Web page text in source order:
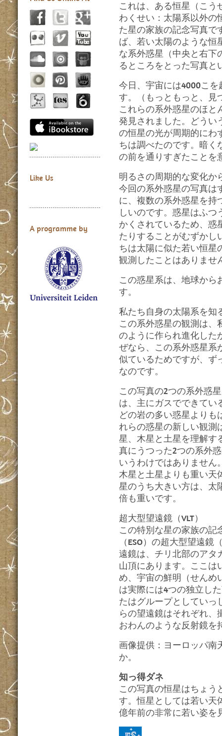
Like Us
A programme by
これは、ある恒星（こう
わくせい：太陽系以外の
た星の家族の記念写真で
ば、若い太陽のような恒
な系外惑星（中央と右下
るところをとった写真と
今日、宇宙には4000こ
す。（もっともっと、見
これらの系外惑星のほと
発見されました。どうい
の恒星の光が周期的にわ
ちは調べたのです。暗く
の前を通りすぎたことを
明るさの周期的な変化か
今回の系外惑星の写真は
に、複数の系外惑星を持
しいのです。惑星はふ
かくされているため、惑
たりすることがむずかし
ちは太陽に似た若い恒星
観測したことはありませ
この惑星系は、地球から
す。
私たち自身の太陽系を知
この系外惑星の観測は、
のように作られ進化した
ぜなら、この系外惑星系
似ているためですが、ず
なのです。
この写真の2つの系外惑
は、主にガスでできてい
どの岩の多い惑星より
れらの惑星の新しい観測
星、木星と土星を理解す
真にうつった2つの系外
いうわけではありません
木星と土星よりも重い天
星のうち大きい方は、太
倍も重いです。
超大型望遠鏡（VLT）
この特別な星の家族の記
（ESO）の超大型望遠
遠鏡は、チリ北部のアタ
山頂にあります。ここは
め、宇宙の鮮明（せんめ
は実際には4つの独立し
たはグループとしていっ
らの望遠鏡はそれぞれ
おわんのような反射鏡を
画像提供：ヨーロッパ南
か。
知っ得ダネ
この写真の恒星はちょう
す。恒星としては若い天
億年前の非常に若い姿を